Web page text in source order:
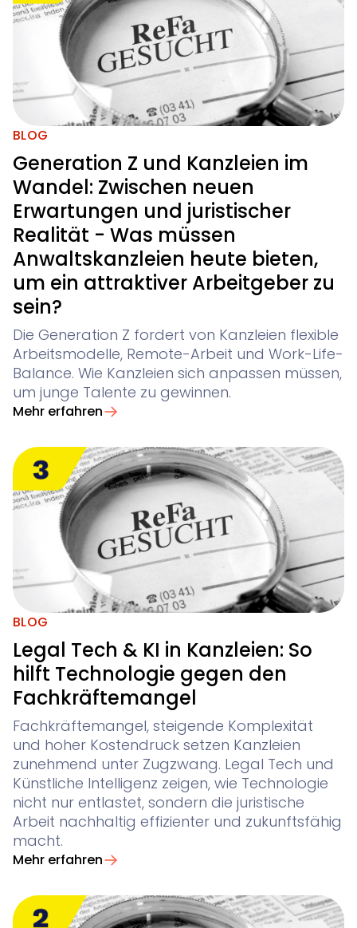
BLOG
Generation Z und Kanzleien im
Wandel: Zwischen neuen
Erwartungen und juristischer
Realität - Was müssen
Anwaltskanzleien heute bieten,
um ein attraktiver Arbeitgeber zu
sein?
Die Generation Z fordert von Kanzleien flexible
Arbeitsmodelle, Remote-Arbeit und Work-Life-
Balance. Wie Kanzleien sich anpassen müssen,
um junge Talente zu gewinnen.
Mehr erfahren
BLOG
Legal Tech & KI in Kanzleien: So
hilft Technologie gegen den
Fachkräftemangel
Fachkräftemangel, steigende Komplexität
und hoher Kostendruck setzen Kanzleien
zunehmend unter Zugzwang. Legal Tech und
Künstliche Intelligenz zeigen, wie Technologie
nicht nur entlastet, sondern die juristische
Arbeit nachhaltig effizienter und zukunftsfähig
macht.
Mehr erfahren